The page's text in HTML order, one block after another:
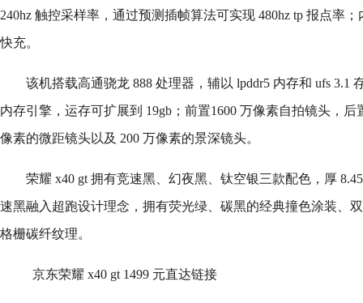
240hz 触控采样率，通过预测插帧算法可实现 480hz tp 报点率；
快充。
该机搭载高通骁龙 888 处理器，辅以 lpddr5 内存和 ufs 3.1
内存引擎，运存可扩展到 19gb；前置1600 万像素自拍镜头，后
像素的微距镜头以及 200 万像素的景深镜头。
荣耀 x40 gt 拥有竞速黑、幻夜黑、钛空银三款配色，厚
速黑融入超跑设计理念，拥有荧光绿、碳黑的经典撞色涂装、
格栅碳纤纹理。
京东荣耀 x40 gt 1499 元直达链接